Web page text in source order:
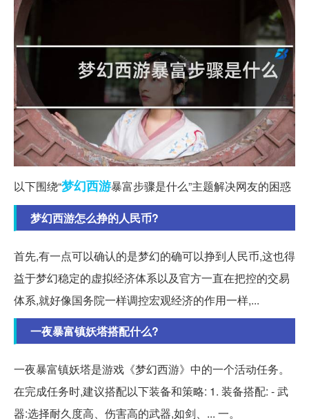
以下围绕“梦幻西游暴富步骤是什么”主题解决网友的困惑
梦幻西游怎么挣的人民币?
首先,有一点可以确认的是梦幻的确可以挣到人民币,这也得
益于梦幻稳定的虚拟经济体系以及官方一直在把控的交易
体系,就好像国务院一样调控宏观经济的作用一样,...
一夜暴富镇妖塔搭配什么?
一夜暴富镇妖塔是游戏《梦幻西游》中的一个活动任务。
在完成任务时,建议搭配以下装备和策略: 1. 装备搭配: - 武
器:选择耐久度高、伤害高的武器,如剑、... 一。